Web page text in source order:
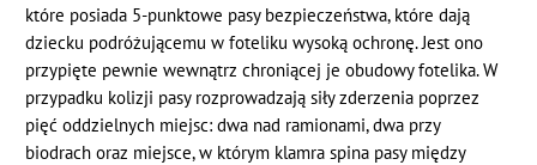
które posiada 5-punktowe pasy bezpieczeństwa, które dają
dziecku podróżującemu w foteliku wysoką ochronę. Jest ono
przypięte pewnie wewnątrz chroniącej je obudowy fotelika. W
przypadku kolizji pasy rozprowadzają siły zderzenia poprzez
pięć oddzielnych miejsc: dwa nad ramionami, dwa przy
biodrach oraz miejsce, w którym klamra spina pasy między